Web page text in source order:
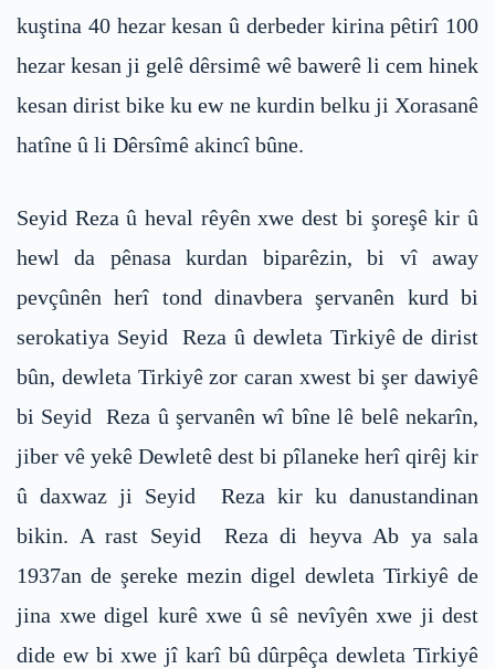
kuştina 40 hezar kesan û derbeder kirina pêtirî 100
hezar kesan ji gelê dêrsimê wê bawerê li cem hinek
kesan dirist bike ku ew ne kurdin belku ji Xorasanê
hatîne û li Dêrsîmê akincî bûne.
Seyid Reza û heval rêyên xwe dest bi şoreşê kir û
hewl da pênasa kurdan biparêzin, bi vî away
pevçûnên herî tond dinavbera şervanên kurd bi
serokatiya Seyid Reza û dewleta Tirkiyê de dirist
bûn, dewleta Tirkiyê zor caran xwest bi şer dawiyê
bi Seyid Reza û şervanên wî bîne lê belê nekarîn,
jiber vê yekê Dewletê dest bi pîlaneke herî qirêj kir
û daxwaz ji Seyid Reza kir ku danustandinan
bikin. A rast Seyid Reza di heyva Ab ya sala
1937an de şereke mezin digel dewleta Tirkiyê de
jina xwe digel kurê xwe û sê nevîyên xwe ji dest
dide ew bi xwe jî karî bû dûrpêça dewleta Tirkiyê